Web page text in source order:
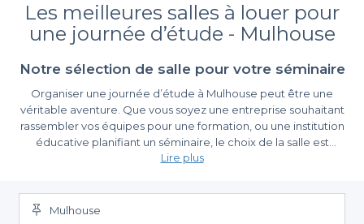
Les meilleures salles à louer pour
une journée d’étude - Mulhouse
Notre sélection de salle pour votre séminaire
Organiser une journée d’étude à Mulhouse peut être une
véritable aventure. Que vous soyez une entreprise souhaitant
rassembler vos équipes pour une formation, ou une institution
éducative planifiant un séminaire, le choix de la salle est
essentiel pour garantir le succès de votre événement. À
uniques propices à la concentration et à l’échange d’idées.
La simplicité de la réservation avec Privateaser
Grâce à Privateaser, organiser votre journée d’étude devient un
Lire plus
Mulhouse